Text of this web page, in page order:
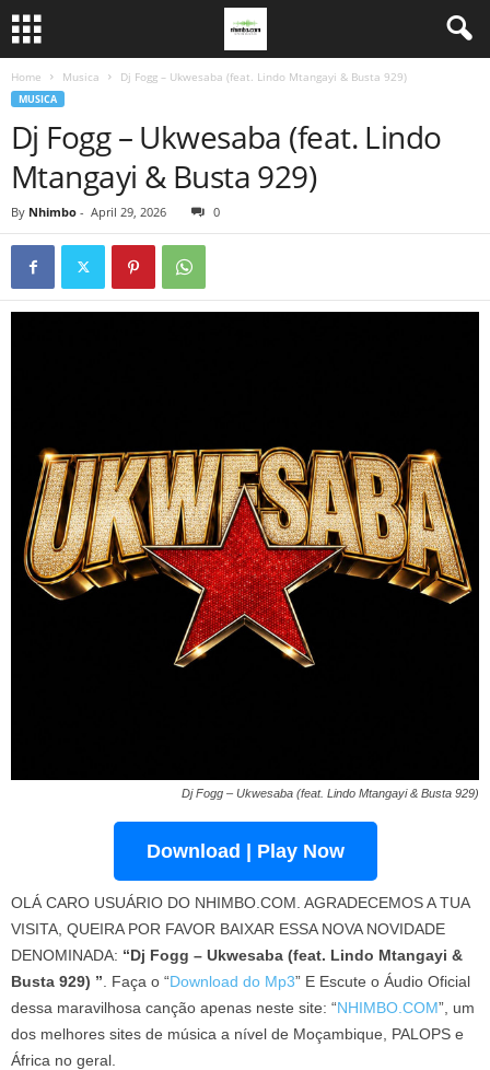
Home Musica Dj Fogg – Ukwesaba (feat. Lindo Mtangayi & Busta 929)
MUSICA
Dj Fogg – Ukwesaba (feat. Lindo
Mtangayi & Busta 929)
By Nhimbo - April 29, 2026 0
Dj Fogg – Ukwesaba (feat. Lindo Mtangayi & Busta 929)
Download | Play Now
OLÁ CARO USUÁRIO DO NHIMBO.COM. AGRADECEMOS A TUA
VISITA, QUEIRA POR FAVOR BAIXAR ESSA NOVA NOVIDADE
DENOMINADA: “Dj Fogg – Ukwesaba (feat. Lindo Mtangayi &
Busta 929) ” . Faça o “Download do Mp3” E Escute o Áudio Oficial
dessa maravilhosa canção apenas neste site: “NHIMBO.COM”, um
dos melhores sites de música a nível de Moçambique, PALOPS e
África no geral.